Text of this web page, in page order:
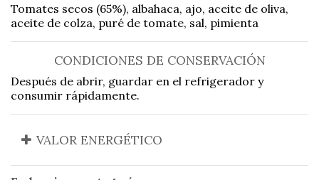
Tomates secos (65%), albahaca, ajo, aceite de oliva,
aceite de colza, puré de tomate, sal, pimienta
CONDICIONES DE CONSERVACIÓN
Después de abrir, guardar en el refrigerador y
consumir rápidamente.
VALOR ENERGÉTICO